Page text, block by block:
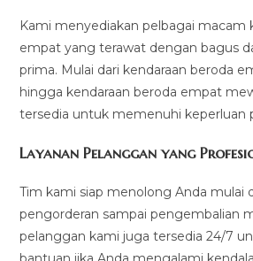
Kami menyediakan pelbagai macam
empat yang terawat dengan bagus
prima. Mulai dari kendaraan beroda
hingga kendaraan beroda empat
tersedia untuk memenuhi keperluan
Layanan Pelanggan yang
Tim kami siap menolong Anda mulai
pengorderan sampai pengembalian
pelanggan kami juga tersedia 24/7